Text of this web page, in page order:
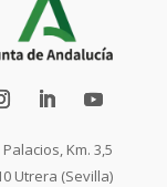
Km. 3,5
Utrera (Sevilla)